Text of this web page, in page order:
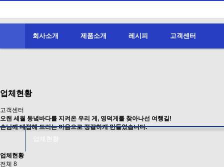
회사소개 제품소개 레시피 고객센터
업체현황
고객센터
오랜 세월 동녘바다를 지켜온 우리 게, 영덕게를 찾아나선 여행길!
손님께 대접해 드리는 마음으로 정갈하게 만들었습니다.
업체현황
업체현황
전체 8